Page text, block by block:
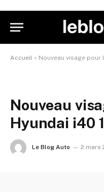
Accueil » Nouveau visage pour
Nouveau
Hyundai i40 1
Le Blog Auto 2 mars